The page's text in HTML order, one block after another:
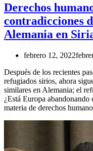
Derechos
contradicciones
Alemania en
febrero 12, 2022
Después de los recientes
refugiados sirios, ahora
similares en Alemania; el
¿Está Europa abandonando
materia de derechos